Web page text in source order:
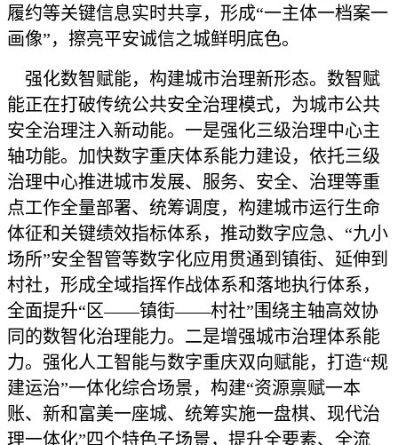
履约等关键信息实时共享，形成“一主体一档案一
画像”，擦亮平安诚信之城鲜明底色。
强化数智赋能，构建城市治理新形态。数智赋
能正在打破传统公共安全治理模式，为城市公共
安全治理注入新动能。一是强化三级治理中心主
轴功能。加快数字重庆体系能力建设，依托三级
治理中心推进城市发展、服务、安全、治理等重
点工作全量部署、统筹调度，构建城市运行生命
体征和关键绩效指标体系，推动数字应急、“九小
场所”安全智管等数字化应用贯通到镇街、延伸到
村社，形成全域指挥作战体系和落地执行体系，
全面提升“区——镇街——村社”围绕主轴高效协
同的数智化治理能力。二是增强城市治理体系能
力。强化人工智能与数字重庆双向赋能，打造“规
建运治”一体化综合场景，构建“资源禀赋一本
账、新和富美一座城、统筹实施一盘棋、现代治
理一体化”四个特色子场景，提升全要素、全流